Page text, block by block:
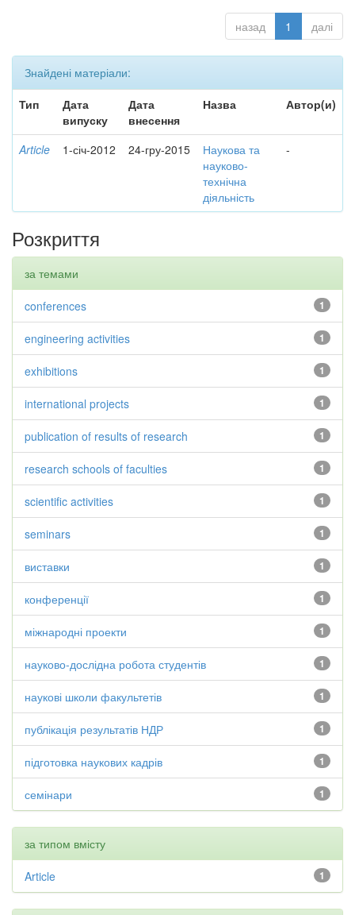
назад 1 далі
Знайдені матеріали:
Тип
Дата
випуску
Дата
внесення
Назва Автор(и)
Article 1-січ-2012 24-гру-2015
Наукова та
науково-
технічна
діяльність
-
Розкриття
за темами
1
conferences
1
engineering activities
1
exhibitions
1
international projects
1
publication of results of research
1
research schools of faculties
1
scientific activities
1
seminars
1
виставки
1
конференції
1
міжнародні проекти
1
науково-дослідна робота студентів
1
наукові школи факультетів
1
публікація результатів НДР
1
підготовка наукових кадрів
1
семінари
за типом вмісту
1
Article